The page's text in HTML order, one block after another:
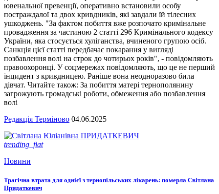
ювенальної превенції, оперативно встановили особу
постраждалої та двох кривдників, які завдали їй тілесних
ушкоджень. "За фактом побиття вже розпочато кримінальне
провадження за частиною 2 статті 296 Кримінального кодексу
України, яка стосується хуліганства, вчиненого групою осіб.
Санкція цієї статті передбачає покарання у вигляді
позбавлення волі на строк до чотирьох років", - повідомляють
правоохоронці. У соцмережах повідомляють, що це не перший
інцидент з кривдницею. Раніше вона неодноразово била
дівчат. Читайте також: За побиття матері тернополянину
загрожують громадські роботи, обмеження або позбавлення
волі
Редакція Терміново 04.06.2025
trending_flat
Новини
Трагічна втрата для однієї з тернопільських лікарень: померла Світлана
Придаткевич